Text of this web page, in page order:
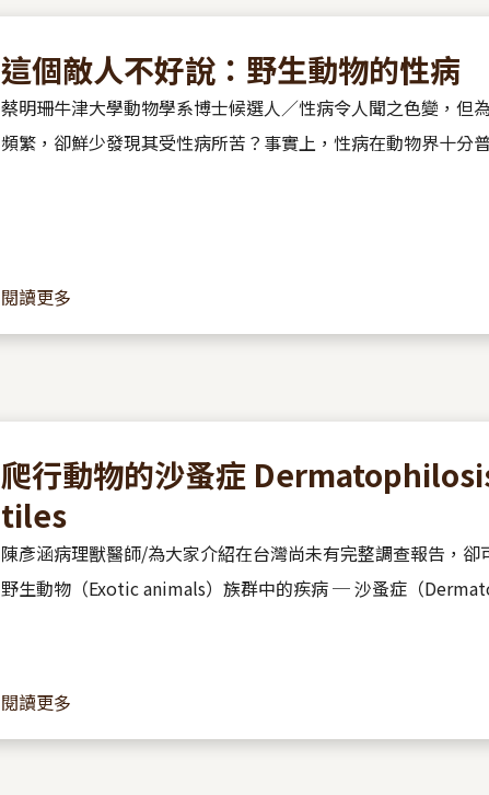
這個敵人不好說：野生動物的性病
蔡明珊牛津大學動物學系博士候選人／性病令人聞之色變，但
頻繁，卻鮮少發現其受性病所苦？事實上，性病在動物界十分
閱讀更多
爬行動物的沙蚤症
tiles
陳彥涵病理獸醫師/為大家介紹在台灣尚未有完整調查報告，卻
野生動物（Exotic animals）族群中的疾病 ─ 沙蚤症（
閱讀更多